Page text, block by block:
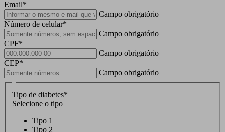
Email*
Campo obrigatório
Número de celular*
Campo obrigatório
CPF*
Campo obrigatório
CEP*
Campo obrigatório
Tipo de diabetes*
Selecione o tipo
Tipo 1
Tipo 2